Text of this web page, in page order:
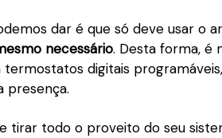
dar é que só deve usar o ar
necessário. Desta forma, é
digitais
presença.
tirar todo o proveito do seu